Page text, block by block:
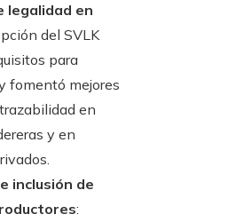
legalidad en
del SVLK
para
fomentó mejores
en
y en
inclusión de
: